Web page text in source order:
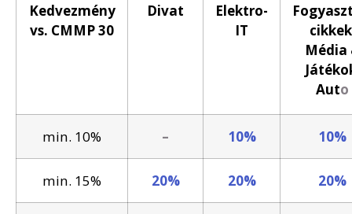
Kedvezmény
vs. CMMP 30
Divat
Elektro-
IT
Média
Auto
min. 10% – 10% 10%
min. 15% 20% 20% 20%